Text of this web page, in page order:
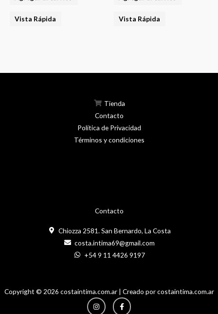
Vista Rápida Vista Rápida
Contacto
Chiozza 2581. San Bernardo, La Costa
costa.intima69@gmail.com
+54 9 11 4426 9197
Tienda
Contacto
Política de Privacidad
Términos y condiciones
Copyright © 2026 costaintima.com.ar | Creado por costaintima.com.ar
InstagramFacebook-
f